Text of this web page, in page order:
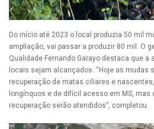
Do início até 2023 o local produzia 50 mil
ampliação, vai passar a produzir 80 mil. O
Qualidade Fernando Garayo destaca que a
locais sejam alcançados. “Hoje as mudas
recuperação de matas ciliares e
longínquos e de difícil acesso em MS,
recuperação serão atendidos”, completou.